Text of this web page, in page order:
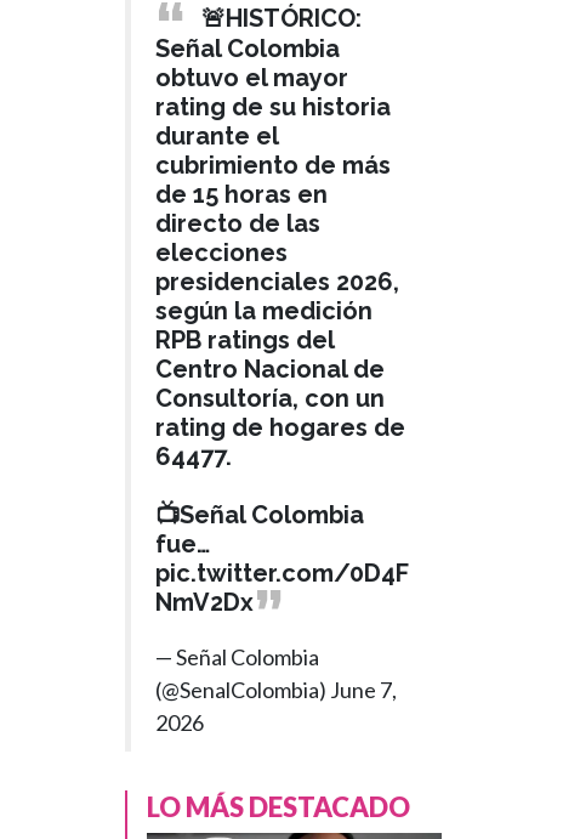
🚨HISTÓRICO:
Señal Colombia
obtuvo el mayor
rating de su historia
durante el
cubrimiento de más
de 15 horas en
directo de las
elecciones
presidenciales 2026,
según la medición
RPB ratings del
Centro Nacional de
Consultoría, con un
rating de hogares de
64477.
📺Señal Colombia
fue…
pic.twitter.com/0D4F
NmV2Dx
— Señal Colombia
(@SenalColombia) June 7,
2026
LO MÁS DESTACADO